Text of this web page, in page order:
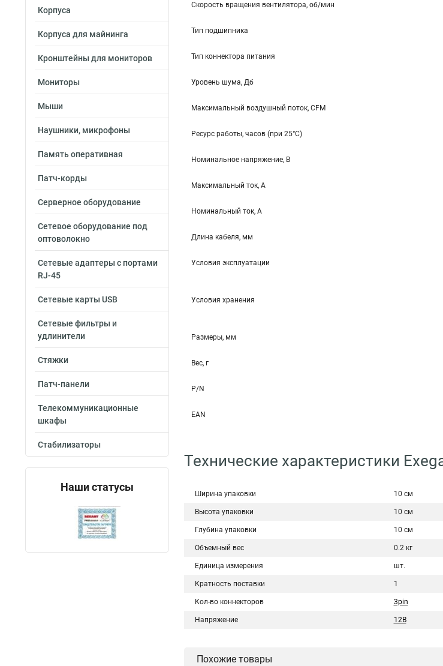
Корпуса
Корпуса для майнинга
Кронштейны для мониторов
Мониторы
Мыши
Наушники, микрофоны
Память оперативная
Патч-корды
Серверное оборудование
Сетевое оборудование под
оптоволокно
Сетевые адаптеры с портами
RJ-45
Сетевые карты USB
Сетевые фильтры и
удлинители
Стяжки
Патч-панели
Телекоммуникационные
шкафы
Стабилизаторы
Наши статусы
Скорость вращения вентилятора, об/мин
Тип подшипника
Тип коннектора питания
Уровень шума, Дб
Максимальный воздушный поток, CFM
Ресурс работы, часов (при 25°C)
Номинальное напряжение, В
Максимальный ток, А
Номинальный ток, А
Длина кабеля, мм
Условия эксплуатации
Условия хранения
Размеры, мм
Вес, г
P/N
EAN
Технические характеристики
Ширина упаковки 10 см
Высота упаковки 10 см
Глубина упаковки 10 см
Объемный вес 0.2 кг
Единица измерения шт.
Кратность поставки 1
Кол-во коннекторов 3pin
Напряжение 12В
Похожие товары